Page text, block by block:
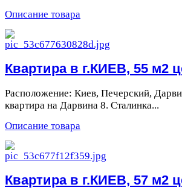
Описание товара
Квартира в г.КИЕВ, 55 м2
Расположение: Киев, Печерский,
квартира на Дарвина 8. Сталинка...
Описание товара
Квартира в г.КИЕВ, 57 м2